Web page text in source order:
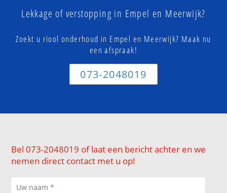
Lekkage of verstopping in Empel en Meerwijk?
Zoekt u riool onderhoud in Empel en Meerwijk? Maak nu
een afspraak!
073-2048019
Bel 073-2048019 of laat een bericht achter en we
nemen direct contact met u op!